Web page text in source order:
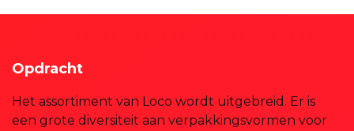
Opdracht
Het assortiment van Loco wordt uitgebreid. Er is
een grote diversiteit aan verpakkingsvormen voor